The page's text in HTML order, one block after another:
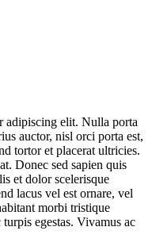
adipiscing elit. Nulla porta
auctor, nisl orci porta est,
tortor et placerat ultricies.
Donec sed sapien quis
et dolor scelerisque
lacus vel est ornare, vel
morbi tristique
turpis egestas. Vivamus ac